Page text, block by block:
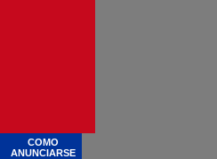
COMO
ANUNCIARSE